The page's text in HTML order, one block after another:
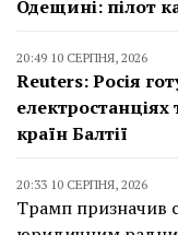
Одещині: пілот
20:49 10 СЕРПНЯ, 2026
Reuters: Росія
країн Балтії
20:33 10 СЕРПНЯ, 2026
Трамп призначив